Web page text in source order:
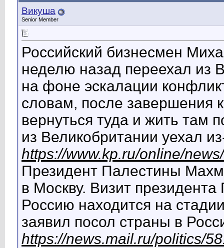
Викуша
Senior Member
Российский бизнесмен
неделю назад переехал из
на фоне эскалации
словам, после завершения
вернуться туда и жить там
из Великобритании уехал
https://www.kp.ru/online/
Президент Палестины
в Москву. Визит
Россию находится на
заявил посол страны в
https://news.mail.ru/politics/